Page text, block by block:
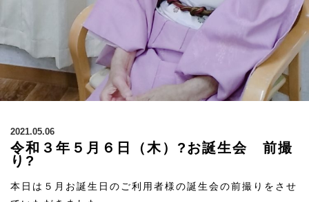
2021.05.06
令和３年５月６日（木）?お誕生会 前撮
り?
本日は５月お誕生日のご利用者様の誕生会の前撮りをさせ